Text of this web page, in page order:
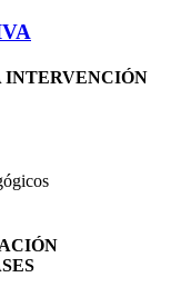
INTERVENCIÓN